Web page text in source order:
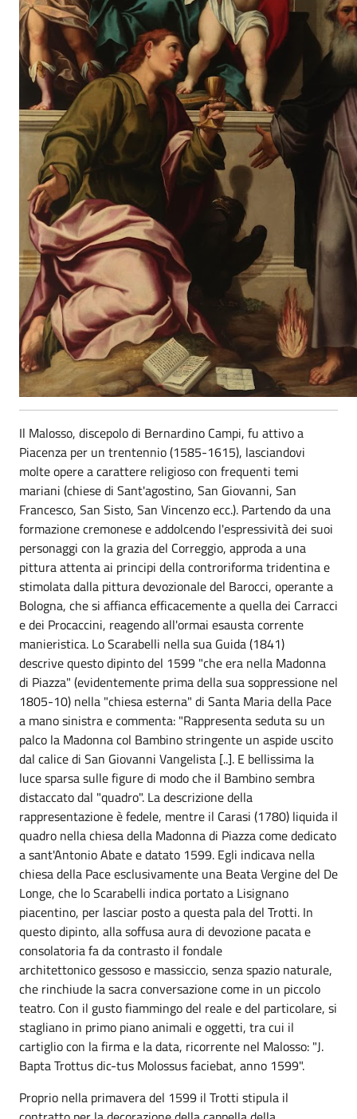
Il Malosso, discepolo di Bernardino Campi, fu attivo a
Piacenza per un trentennio (1585-1615), lasciandovi
molte opere a carattere religioso con frequenti temi
mariani (chiese di Sant'agostino, San Giovanni, San
Francesco, San Sisto, San Vincenzo ecc.). Partendo da una
formazione cremonese e addolcendo l'espressività dei suoi
personaggi con la grazia del Correggio, approda a una
pittura attenta ai principi della controriforma tridentina e
stimolata dalla pittura devozionale del Barocci, operante a
Bologna, che si affianca efficacemente a quella dei Carracci
e dei Procaccini, reagendo all'ormai esausta corrente
manieristica. Lo Scarabelli nella sua Guida (1841)
descrive questo dipinto del 1599 "che era nella Madonna
di Piazza" (evidentemente prima della sua soppressione nel
1805-10) nella "chiesa esterna" di Santa Maria della Pace
a mano sinistra e commenta: "Rappresenta seduta su un
palco la Madonna col Bambino stringente un aspide uscito
dal calice di San Giovanni Vangelista [..]. E bellissima la
luce sparsa sulle figure di modo che il Bambino sembra
distaccato dal "quadro". La descrizione della
rappresentazione è fedele, mentre il Carasi (1780) liquida il
quadro nella chiesa della Madonna di Piazza come dedicato
a sant'Antonio Abate e datato 1599. Egli indicava nella
chiesa della Pace esclusivamente una Beata Vergine del De
Longe, che lo Scarabelli indica portato a Lisignano
piacentino, per lasciar posto a questa pala del Trotti. In
questo dipinto, alla soffusa aura di devozione pacata e
consolatoria fa da contrasto il fondale
architettonico gessoso e massiccio, senza spazio naturale,
che rinchiude la sacra conversazione come in un piccolo
teatro. Con il gusto fiammingo del reale e del particolare, si
stagliano in primo piano animali e oggetti, tra cui il
cartiglio con la firma e la data, ricorrente nel Malosso: "J.
Bapta Trottus dic-tus Molossus faciebat, anno 1599".
Proprio nella primavera del 1599 il Trotti stipula il